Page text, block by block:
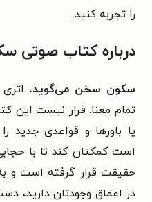
را تجربه کنید.
درباره کتاب صوتی
سکون سخن می‌گوید،
تمام معنا. قرار نیست این
یا باورها و قواعدی جدید را
است کمکتان کند تا با
حقیقت قرار گرفته است و
در اعماق وجودتان دارید،